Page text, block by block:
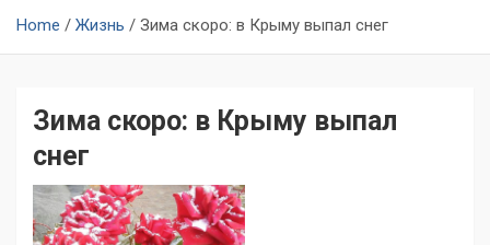
Home Жизнь Зима скоро: в Крыму выпал снег
Зима скоро: в Крыму выпал
снег